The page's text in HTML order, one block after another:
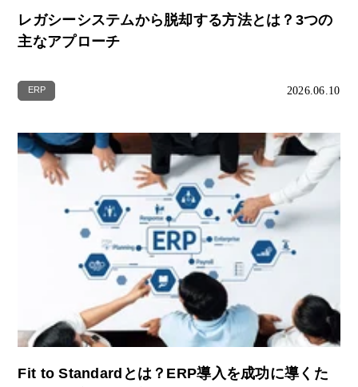
レガシーシステムから脱却する方法とは？3つの
主なアプローチ
ERP 2026.06.10
Fit to Standardとは？ERP導入を成功に導くた